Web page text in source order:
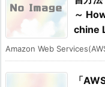
～
chine
Amazon Web
「